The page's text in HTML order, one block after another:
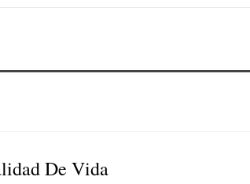
De Vida